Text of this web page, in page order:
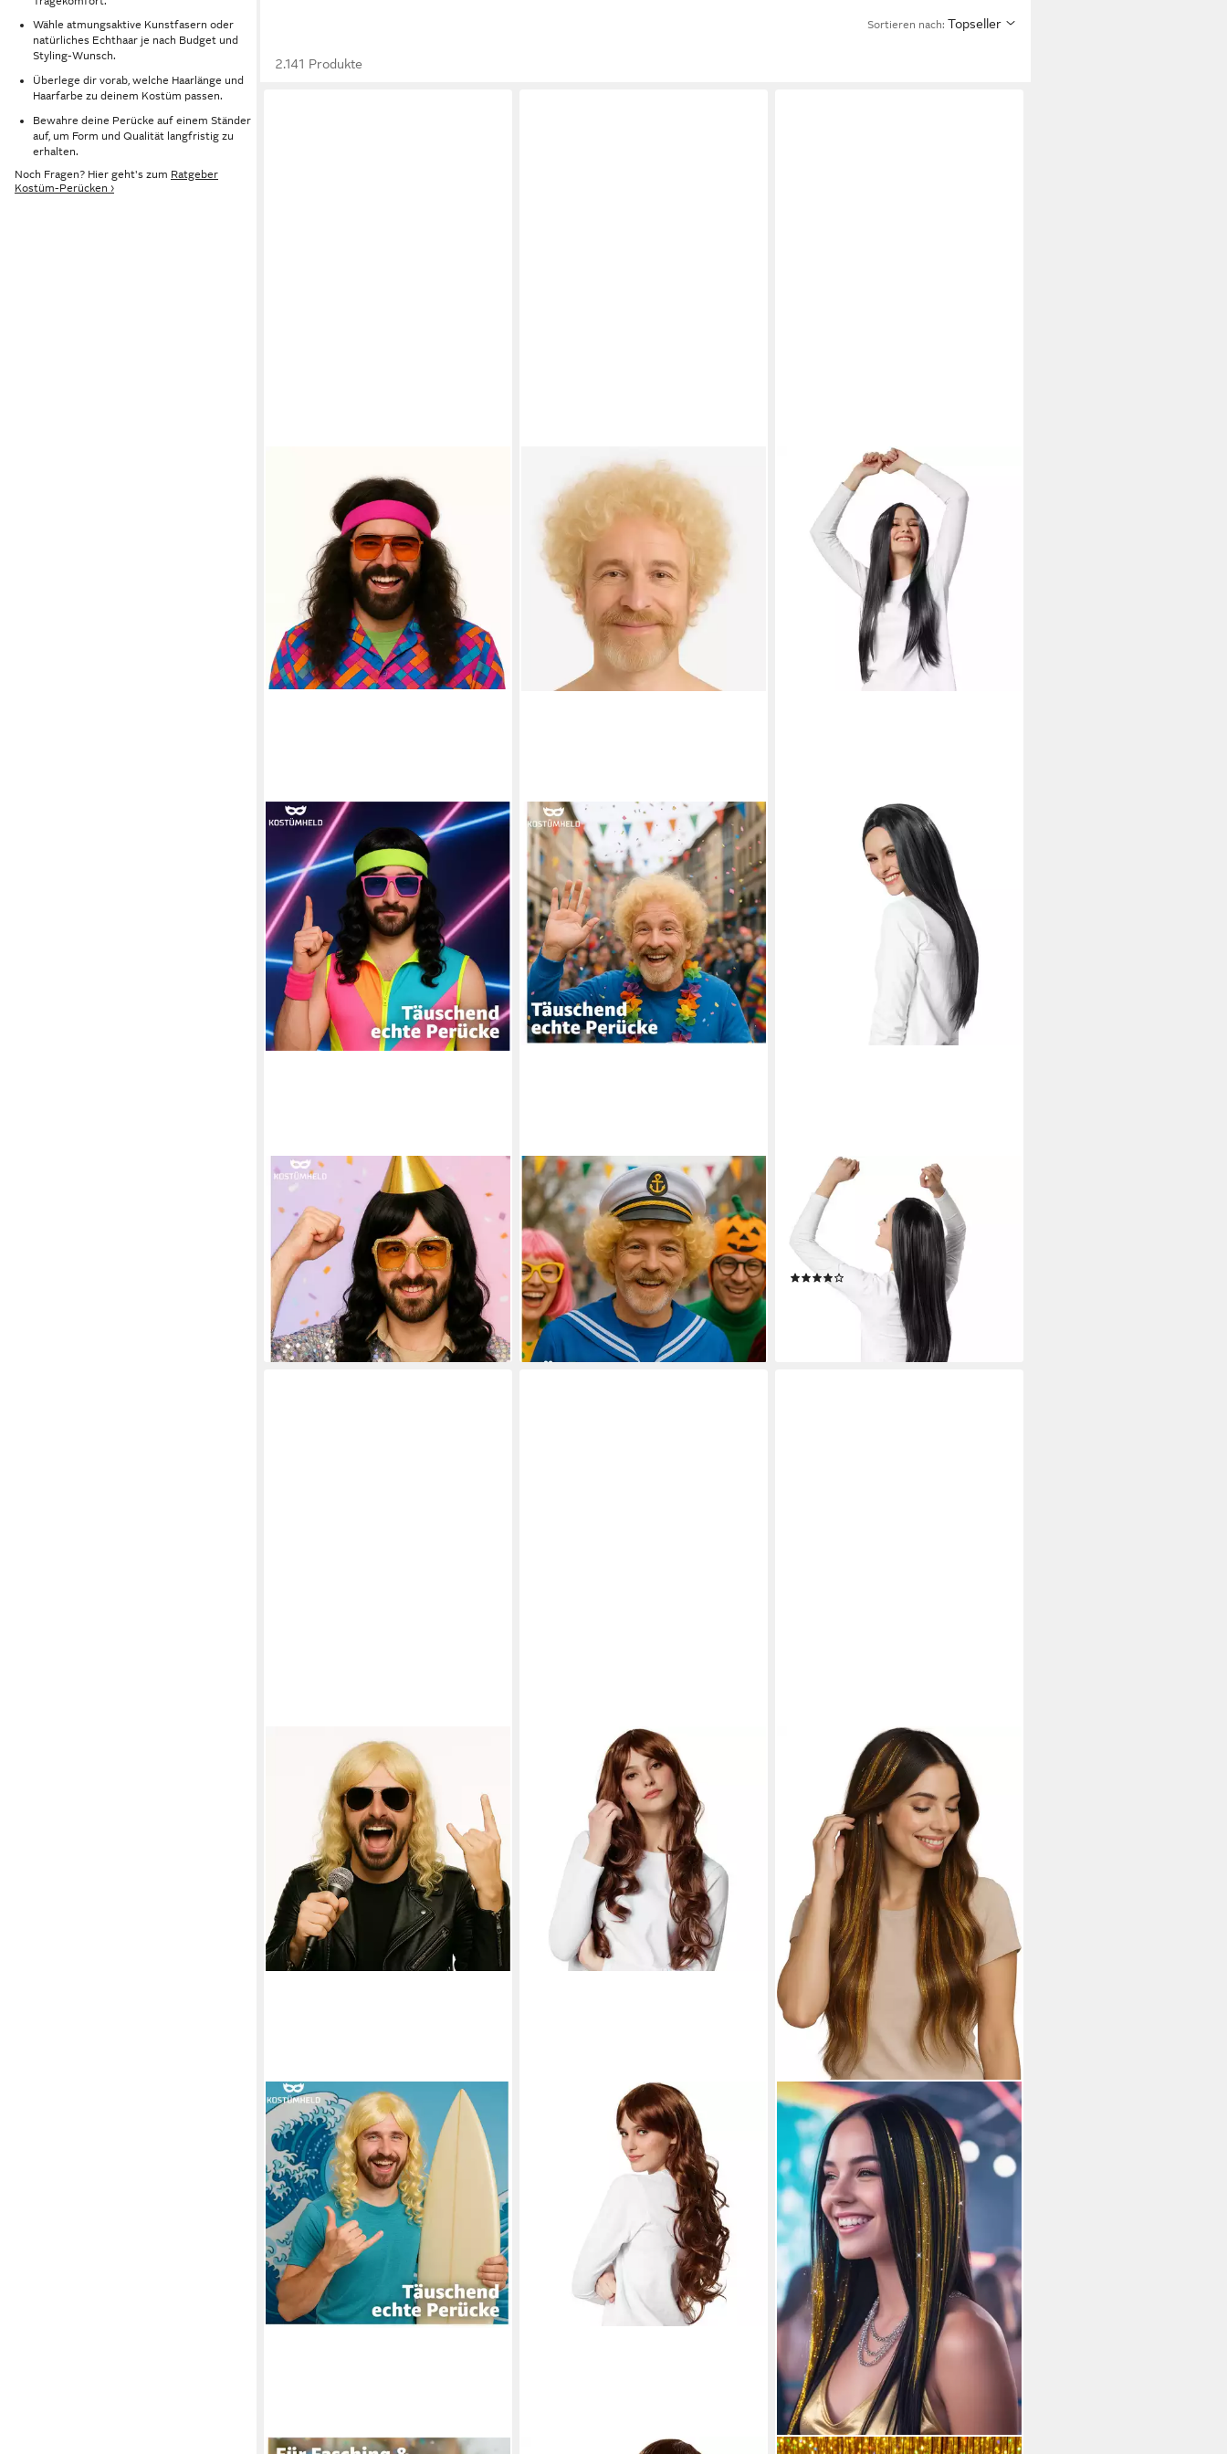
Wähle atmungsaktive Kunstfasern oder
natürliches Echthaar je nach Budget und
Styling-Wunsch.
Überlege dir vorab, welche Haarlänge und
Haarfarbe zu deinem Kostüm passen.
Bewahre deine Perücke auf einem Ständer
auf, um Form und Qualität langfristig zu
erhalten.
Noch Fragen? Hier geht's zum Ratgeber
Kostüm-Perücken ›
Sortieren nach: Topseller
2.141 Produkte
TK GRUPPE
Kostüm-Perücke Langhaarperücke
Perücke Wig – 70er & 80er Jahre –
Fasching & Karneval
4,99 € UVP 9,99 €
-50%
lieferbar - in 3-4 Werktagen bei dir
TK GRUPPE
Kostüm-Perücke Afro Lockenkopf
Perücke Wig Kostüm– für Fasching &
Karneval
4,99 €
UVP 9,99 €
-50%
lieferbar - in 3-4 Werktagen bei dir
DRESSFORFUN
Kostüm-Perücke Kunsthaar, zu vielen
Outfits & Auftritten, Leicht &
angenehm zu, Langhaarperücke mit
glattem Haar, Länge ca. 65 cm, Inkl.
Haarnetz
(9)
lieferbar - in 2-3 Werktagen bei dir
+2